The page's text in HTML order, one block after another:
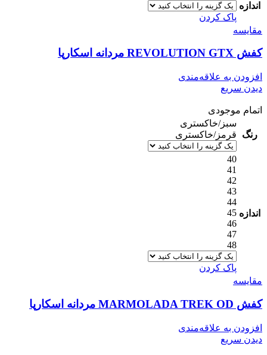
اندازه
پاک کردن
مقایسه
کفش REVOLUTION GTX مردانه اسکارپا
افزودن به علاقه‌مندی
دیدن سریع
اتمام موجودی
رنگ
سبز/خاکستری
قرمز/خاکستری
اندازه
40
41
42
43
44
45
46
47
48
پاک کردن
مقایسه
کفش MARMOLADA TREK OD مردانه اسکارپا
افزودن به علاقه‌مندی
دیدن سریع